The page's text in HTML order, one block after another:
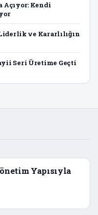
Açıyor: Kendi
ve Kararlılığın
Seri Üretime Geçti
Yapısıyla